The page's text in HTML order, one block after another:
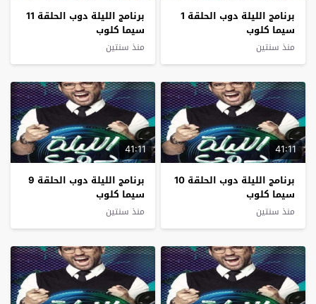
برنامج الليلة دوب الحلقة 1
سيما كلوب
منذ سنتين
برنامج الليلة دوب الحلقة 11
سيما كلوب
منذ سنتين
41:11
برنامج الليلة دوب الحلقة 10
سيما كلوب
منذ سنتين
41:11
برنامج الليلة دوب الحلقة 9
سيما كلوب
منذ سنتين